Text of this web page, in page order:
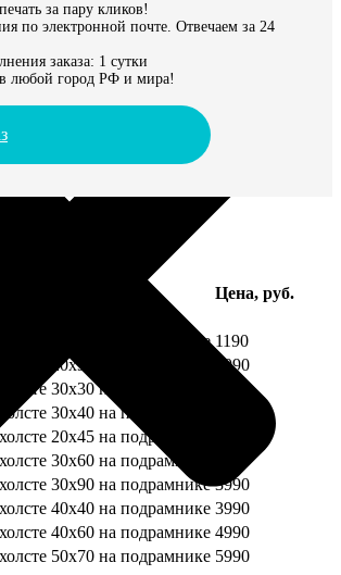
за пару кликов!
по электронной почте. Отвечаем за 24
заказа: 1 сутки
любой город РФ и мира!
цены
Цена, руб.
20х20 на подрамнике 1190
20х30 на подрамнике
1990
30х30 на подрамнике
30х40 на подрамнике
20х45 на подрамнике
30х60 на подрамнике
30х90 на подрамнике 3990
40х40 на подрамнике 3990
40х60 на подрамнике 4990
50х70 на подрамнике 5990